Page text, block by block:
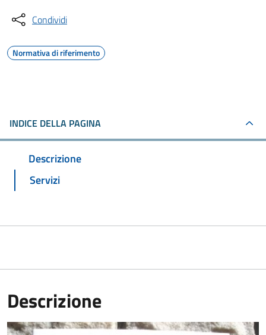
Condividi
Normativa di riferimento
INDICE DELLA PAGINA
Descrizione
Servizi
Descrizione